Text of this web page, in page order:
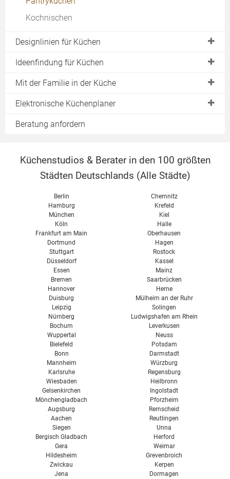
Küchen aus Lagerverkauf
Alno Küchen
Nobilia Küchen
Leicht Küchen
Küchenblock
Kochnischen
Designlinien für Küchen
Urform "Frankfurter Küche"
Küchen im Landhausstil
Designer-Küchen
Ideenfindung für Küchen
Ausstellungsküchen als Ideengeber
Musterküchen als Ideengeber
Mit der Familie in der Küche
Kochen mit Kindern
Sommer in der Küche
Elektronische Küchenplaner
Online-Küchenplaner
Kostenlose Küchenplaner
Küchenplaner von Alno
Küchenplaner von Nolte
Beratung anfordern
Küchenstudios & Berater in den 100 größten
Städten Deutschlands (Alle Städte)
Berlin
Hamburg
München
Köln
Frankfurt am Main
Dortmund
Stuttgart
Düsseldorf
Essen
Bremen
Hannover
Duisburg
Leipzig
Nürnberg
Bochum
Wuppertal
Bielefeld
Bonn
Mannheim
Karlsruhe
Wiesbaden
Gelsenkirchen
Mönchengladbach
Augsburg
Aachen
Chemnitz
Krefeld
Kiel
Halle
Oberhausen
Hagen
Rostock
Kassel
Mainz
Saarbrücken
Herne
Mülheim an der Ruhr
Solingen
Ludwigshafen am Rhein
Leverkusen
Neuss
Potsdam
Darmstadt
Würzburg
Regensburg
Heilbronn
Ingolstadt
Pforzheim
Remscheid
Reutlingen
Siegen
Bergisch Gladbach
Gera
Hildesheim
Zwickau
Jena
Unna
Herford
Weimar
Grevenbroich
Kerpen
Dormagen